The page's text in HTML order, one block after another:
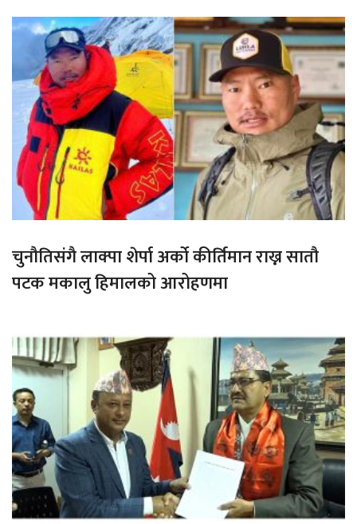
चुनौतिसंगै लाक्पा शेर्पा अर्को कीर्तिमान राख्न सातौ
पटक मकालु हिमालको आरोहणमा